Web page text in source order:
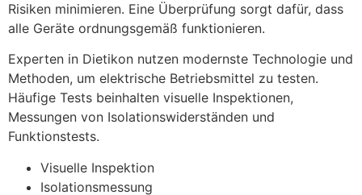
Risiken minimieren. Eine Überprüfung sorgt dafür, dass
alle Geräte ordnungsgemäß funktionieren.
Experten in Dietikon nutzen modernste Technologie und
Methoden, um elektrische Betriebsmittel zu testen.
Häufige Tests beinhalten visuelle Inspektionen,
Messungen von Isolationswiderständen und
Funktionstests.
Visuelle Inspektion
Isolationsmessung